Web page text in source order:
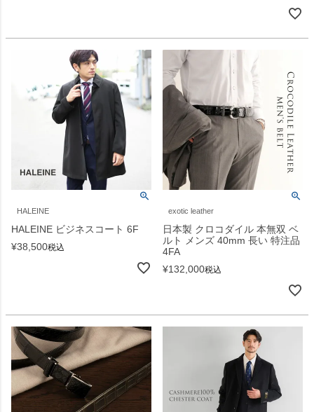
HALEINE
HALEINE ビジネスコート 6F
¥38,500税込
exotic leather
日本製 クロコダイル 本無双 ベ
ルト メンズ 40mm 長い 特注品
4FA
¥132,000税込